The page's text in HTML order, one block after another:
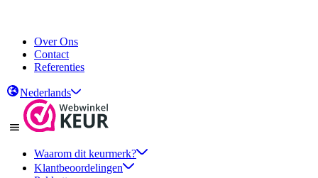
Over Ons
Contact
Referenties
Nederlands
Waarom dit keurmerk?
Klantbeoordelingen